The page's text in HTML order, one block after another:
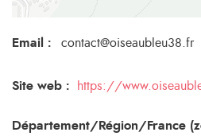
Email : contact@oiseaubleu38.fr
Site web : https://
Département/Région/France